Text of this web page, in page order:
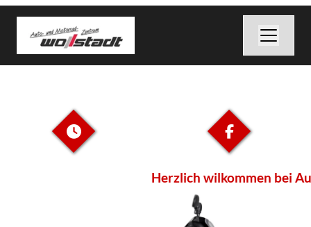
Herzlich wilkommen bei